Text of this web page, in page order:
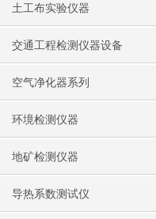
土工布实验仪器
交通工程检测仪器设备
空气净化器系列
环境检测仪器
地矿检测仪器
导热系数测试仪